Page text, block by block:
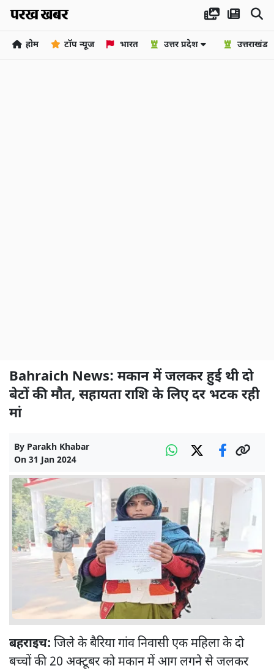
होम टॉप न्यूज भारत उत्तर प्रदेश उत्तराखंड
Bahraich News: मकान में जलकर हुई थी दो
बेटों की मौत, सहायता राशि के लिए दर भटक रही
मां
By Parakh Khabar
On 31 Jan 2024
बहराइच: जिले के बैरिया गांव निवासी एक महिला के दो
बच्चों की 20 अक्टूबर को मकान में आग लगने से जलकर